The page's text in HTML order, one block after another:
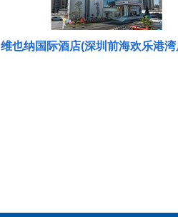
维也纳国际酒店(深圳前海欢乐港湾